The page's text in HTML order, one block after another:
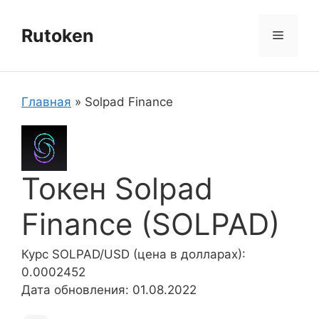
содержимому
Rutoken Меню
Главная » Solpad Finance
Токен Solpad
Finance (SOLPAD)
Курс SOLPAD/USD (цена в долларах):
0.0002452
Дата обновления: 01.08.2022